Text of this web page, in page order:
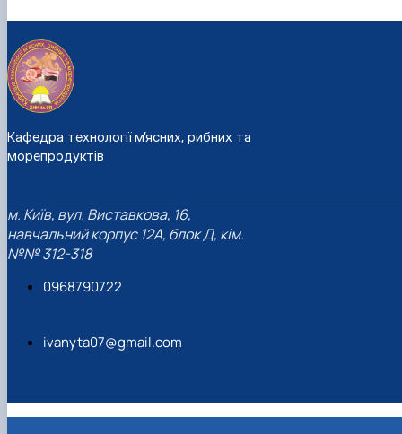
Кафедра технології м’ясних, рибних та
морепродуктів
м. Київ, вул. Виставкова, 16,
навчальний корпус 12А, блок Д, кім.
№№ 312-318
0968790722
ivanyta07@gmail.com